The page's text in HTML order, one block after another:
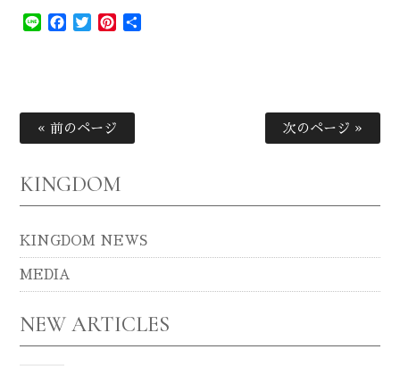
Line Facebook
TwitterPinterest
« 前のページ 次のページ »
KINGDOM
KINGDOM NEWS
MEDIA
NEW ARTICLES